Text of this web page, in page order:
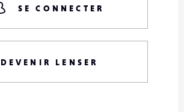
SE CONNECTER
DEVENIR LENSER